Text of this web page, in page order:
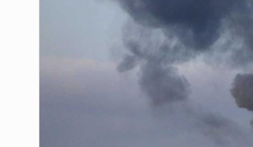
Um dos
A cidade de
O Senado
Legislação,